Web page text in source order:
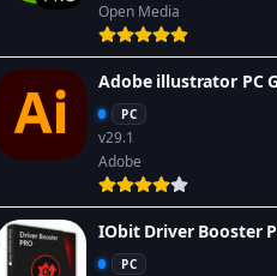
Open Media
Adobe illustrator PC
PC
v29.1
Adobe
IObit Driver Booster
PC